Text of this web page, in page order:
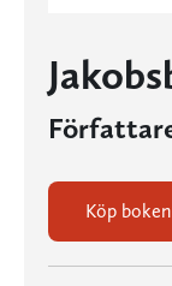
Köp boken